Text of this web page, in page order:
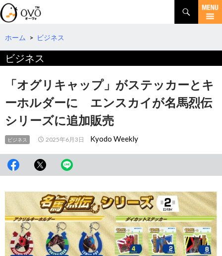
検
索
コ
テ
へ
ホーム > ビジネス
ビジネス
「オグリキャップ」がステッカーとキ
ーホルダーに エンスカイが名馬烈伝
シリーズに追加販売
ビジネス 2025年6月3日 Kyodo Weekly